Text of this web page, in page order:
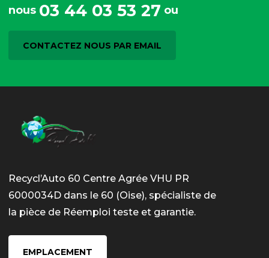
nous 03 44 03 53 27 ou
CONTACTEZ NOUS PAR EMAIL
Recycl’Auto 60 Centre Agrée VHU PR
6000034D dans le 60 (Oise), spécialiste de
la pièce de Réemploi teste et garantie.
EMPLACEMENT